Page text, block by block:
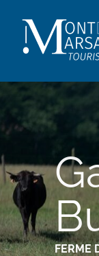
contenu
principal
FERME